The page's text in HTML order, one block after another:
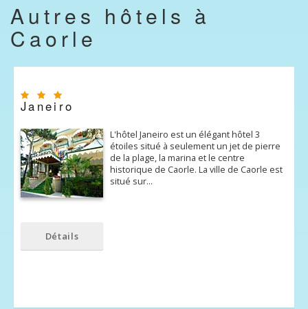
Autres hôtels à
Caorle
Janeiro
L'hôtel Janeiro est un élégant hôtel 3
étoiles situé à seulement un jet de pierre
de la plage, la marina et le centre
historique de Caorle. La ville de Caorle est
situé sur…
Détails